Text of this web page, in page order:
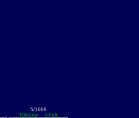
5/1988
Editorial
Inhalt